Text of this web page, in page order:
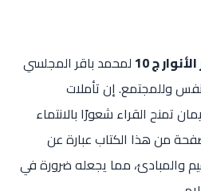
ج 10
لمحمد باقر المجلسي
وللمجتمع. إن تأملات
تمنح القراء شعورًا بالانتماء
من هذا الكتاب عبارة عن
والمبادئ، مما يجعله ضرورة في